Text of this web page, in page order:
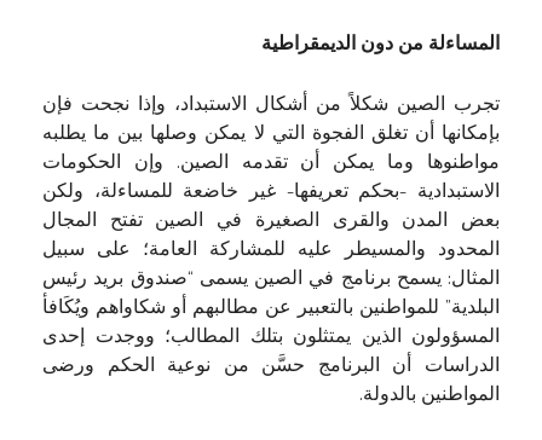
المساءلة من دون الديمقراطية
تجرب الصين شكلاً من أشكال الاستبداد، وإذا نجحت فإن
بإمكانها أن تغلق الفجوة التي لا يمكن وصلها بين ما يطلبه
مواطنوها وما يمكن أن تقدمه الصين. وإن الحكومات
الاستبدادية -بحكم تعريفها- غير خاضعة للمساءلة، ولكن
بعض المدن والقرى الصغيرة في الصين تفتح المجال
المحدود والمسيطر عليه للمشاركة العامة؛ على سبيل
المثال: يسمح برنامج في الصين يسمى “صندوق بريد رئيس
البلدية” للمواطنين بالتعبير عن مطالبهم أو شكاواهم ويُكَافأ
المسؤولون الذين يمتثلون بتلك المطالب؛ ووجدت إحدى
الدراسات أن البرنامج حسَّن من نوعية الحكم ورضى
المواطنين بالدولة.